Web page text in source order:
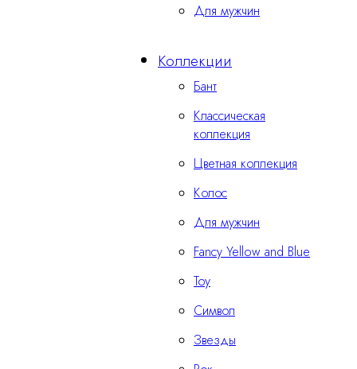
Для мужчин
Коллекции
Бант
Классическая
коллекция
Цветная коллекция
Колос
Для мужчин
Fancy Yellow and Blue
Тоу
Символ
Звезды